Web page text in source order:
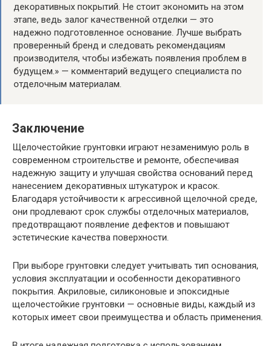
декоративных покрытий. Не стоит экономить на этом
этапе, ведь залог качественной отделки — это
надежно подготовленное основание. Лучше выбрать
проверенный бренд и следовать рекомендациям
производителя, чтобы избежать появления проблем в
будущем.» — комментарий ведущего специалиста по
отделочным материалам.
Заключение
Щелочестойкие грунтовки играют незаменимую роль в
современном строительстве и ремонте, обеспечивая
надежную защиту и улучшая свойства оснований перед
нанесением декоративных штукатурок и красок.
Благодаря устойчивости к агрессивной щелочной среде,
они продлевают срок службы отделочных материалов,
предотвращают появление дефектов и повышают
эстетические качества поверхности.
При выборе грунтовки следует учитывать тип основания,
условия эксплуатации и особенности декоративного
покрытия. Акриловые, силиконовые и эпоксидные
щелочестойкие грунтовки — основные виды, каждый из
которых имеет свои преимущества и область применения.